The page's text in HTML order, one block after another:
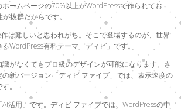
ームページの70%以上がWordPressで作られてお
抜群だからです。
は難しいと思われがち。そこで登場するのが、世界
WordPress有料テーマ「ディビ」です。
がなくてもプロ級のデザインが可能になります。さ
新バージョン「ディビ ファイブ」では、表示速度の
。
活用」です。ディビ ファイブでは、WordPressの中